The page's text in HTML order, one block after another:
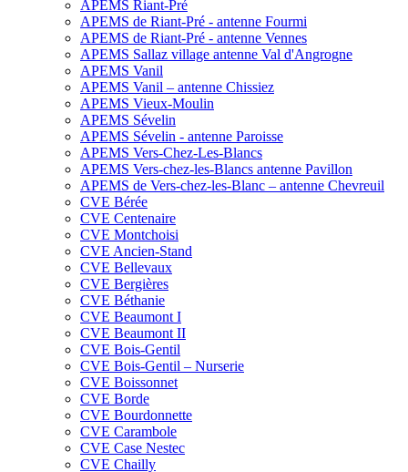
APEMS Riant-Pré
APEMS de Riant-Pré - antenne Fourmi
APEMS de Riant-Pré - antenne Vennes
APEMS Sallaz village antenne Val d'Angrogne
APEMS Vanil
APEMS Vanil – antenne Chissiez
APEMS Vieux-Moulin
APEMS Sévelin
APEMS Sévelin - antenne Paroisse
APEMS Vers-Chez-Les-Blancs
APEMS Vers-chez-les-Blancs antenne Pavillon
APEMS de Vers-chez-les-Blanc – antenne Chevreuil
CVE Bérée
CVE Centenaire
CVE Montchoisi
CVE Ancien-Stand
CVE Bellevaux
CVE Bergières
CVE Béthanie
CVE Beaumont I
CVE Beaumont II
CVE Bois-Gentil
CVE Bois-Gentil – Nurserie
CVE Boissonnet
CVE Borde
CVE Bourdonnette
CVE Carambole
CVE Case Nestec
CVE Chailly